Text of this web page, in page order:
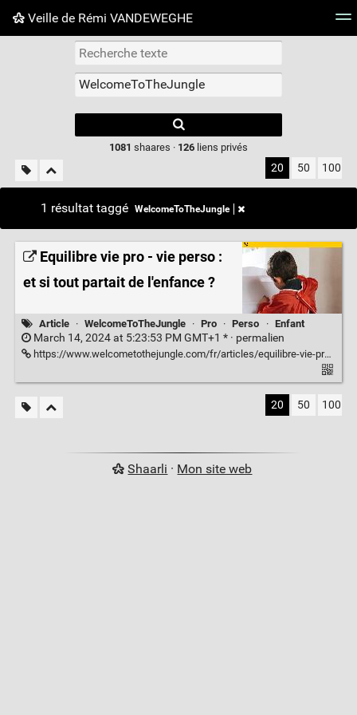
Veille de Rémi VANDEWEGHE
Nuage de tags Mur d'images
results.
1081 shaares · 126liens privés
20 50 100
1 résultat taggé WelcomeToTheJungle
Equilibre vie pro - vie perso :
et si tout partait de l'enfance ?
Article · WelcomeToTheJungle · Pro · Perso · Enfant
March 14, 2024 at 5:23:53 PM GMT+1 * · permalien
https://www.welcometothejungle.com/fr/articles/equilibre-vie-pro-vie-perso-enfance
20 50 100
Shaarli · Mon site web